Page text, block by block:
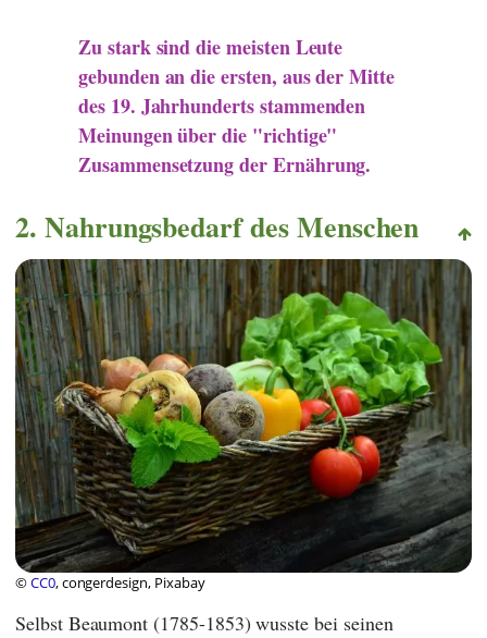
Zu stark sind die meisten Leute
gebunden an die ersten, aus der Mitte
des 19. Jahrhunderts stammenden
Meinungen über die "richtige"
Zusammensetzung der Ernährung.
2. Nahrungsbedarf des Menschen
©CC0, congerdesign, Pixabay
Selbst Beaumont (1785-1853) wusste bei seinen